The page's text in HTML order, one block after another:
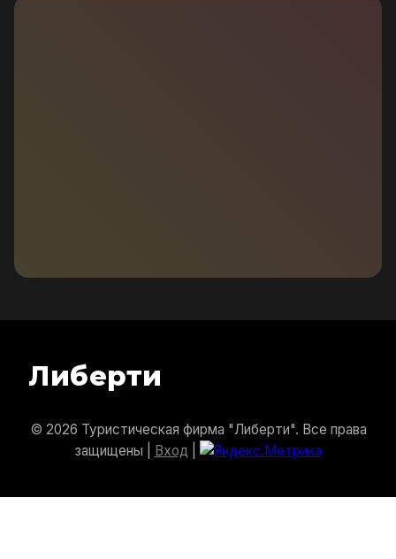
Либерти
© 2026 Туристическая фирма "Либерти". Все права
защищены | Вход